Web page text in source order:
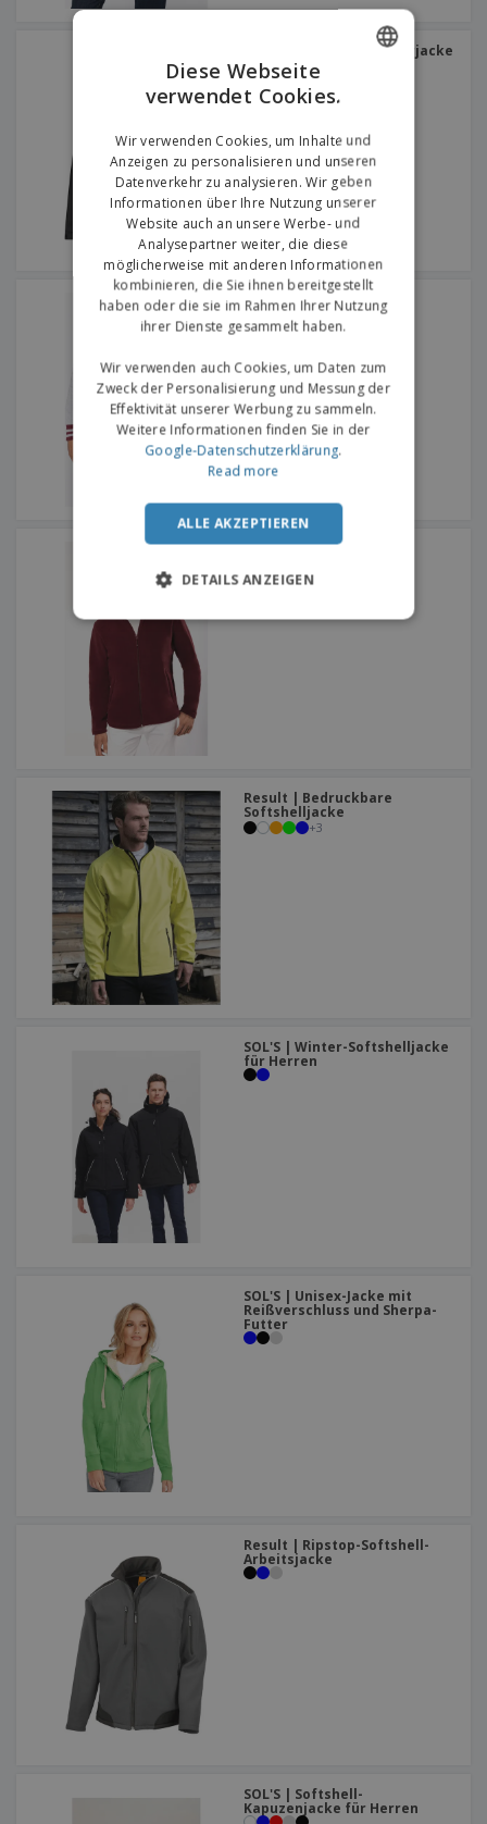
Regatta | Dover-Bomberjacke
Kariban | Teddyjacke
Kariban | Falco Micro
+
Result | Bedruckbare
Softshelljacke
+3
SOL'S | Winter-Softshelljacke
für Herren
SOL'S | Unisex-Jacke mit
Reißverschluss und Sherpa-
Futter
Result | Ripstop-Softshell-
Arbeitsjacke
SOL'S | Softshell-
Kapuzenjacke für Herren
ENGLISH
Diese Webseite
verwendet Cookies.
Wir verwenden Cookies, um Inhalte und
Anzeigen zu personalisieren und unseren
Datenverkehr zu analysieren. Wir geben
Informationen über Ihre Nutzung unserer
Website auch an unsere Werbe- und
Analysepartner weiter, die diese
möglicherweise mit anderen Informationen
kombinieren, die Sie ihnen bereitgestellt
haben oder die sie im Rahmen Ihrer Nutzung
ihrer Dienste gesammelt haben.
Wir verwenden auch Cookies, um Daten zum
Zweck der Personalisierung und Messung der
Effektivität unserer Werbung zu sammeln.
Weitere Informationen finden Sie in der
Google-Datenschutzerklärung.
Read more
ALLE AKZEPTIEREN
DETAILS ANZEIGEN